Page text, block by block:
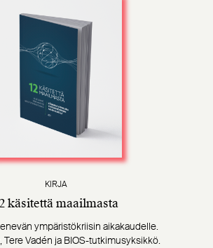
KIRJA
käsitettä maailmasta
ympäristökriisin aikakaudelle.
Tere Vadén ja BIOS-tutkimusyksikkö.